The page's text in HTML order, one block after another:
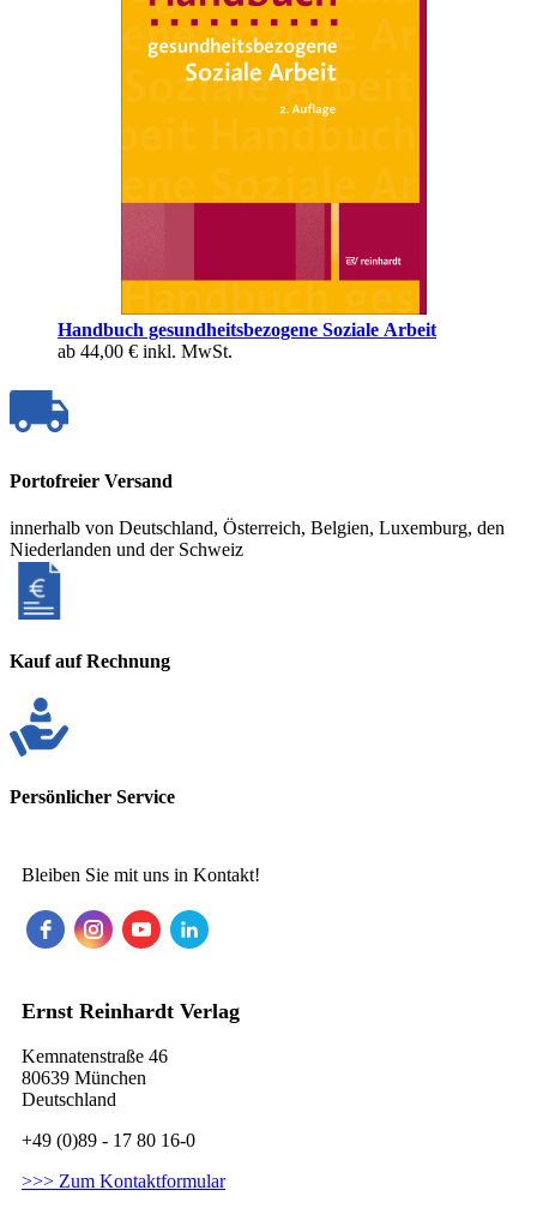
Handbuch gesundheitsbezogene Soziale Arbeit
ab 44,00 € inkl. MwSt.
Portofreier Versand
innerhalb von Deutschland, Österreich, Belgien, Luxemburg, den
Niederlanden und der Schweiz
Kauf auf Rechnung
Persönlicher Service
Bleiben Sie mit uns in Kontakt!
Ernst Reinhardt Verlag
Kemnatenstraße 46
80639 München
Deutschland
+49 (0)89 - 17 80 16-0
>>> Zum Kontaktformular